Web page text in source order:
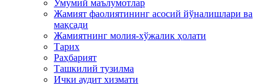
Умумий маълумотлар
Жамият фаолиятининг асосий йўналишлари ва
мақсади
Жамиятнинг молия-хўжалик ҳолати
Тарих
Раҳбарият
Ташкилий тузилма
Ички аудит хизмати